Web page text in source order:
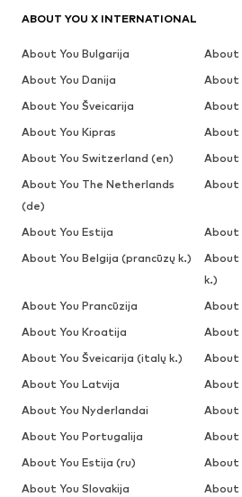
ABOUT YOU X INTERNATIONAL
About You Bulgarija
About
About You Danija
About
About You Šveicarija
About
About You Kipras
About
About You Switzerland (en)
About
About You The Netherlands
(de)
About
About You Estija
About
About You Belgija (prancūzų k.)
About
k.)
About You Prancūzija
About
About You Kroatija
About
About You Šveicarija (italų k.)
About
About You Latvija
About
About You Nyderlandai
About
About You Portugalija
About
About You Estija (ru)
About
About You Slovakija
About